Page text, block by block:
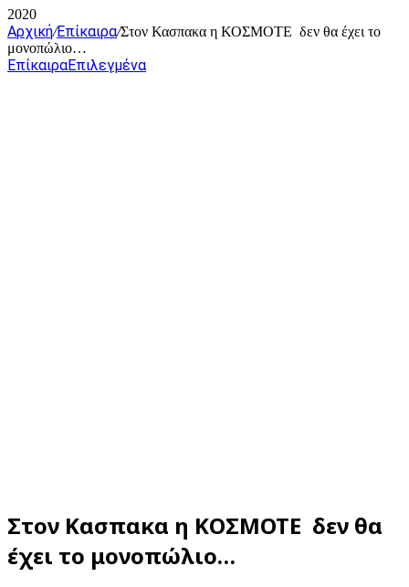
2020
Αρχική/Επίκαιρα/Στον Κασπακα η ΚΟΣΜΟΤΕ δεν θα έχει το
μονοπώλιο…
ΕπίκαιραΕπιλεγμένα
Στον Κασπακα η ΚΟΣΜΟΤΕ δεν θα
έχει το μονοπώλιο…